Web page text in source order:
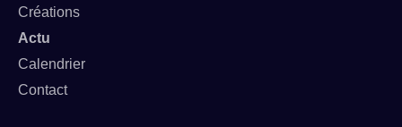
Créations
Actu
Calendrier
Contact